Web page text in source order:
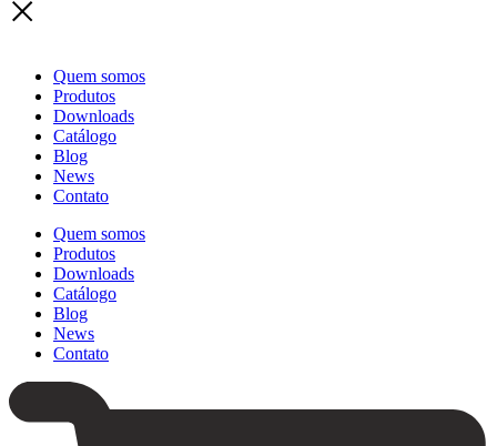
Quem somos
Produtos
Downloads
Catálogo
Blog
News
Contato
Quem somos
Produtos
Downloads
Catálogo
Blog
News
Contato